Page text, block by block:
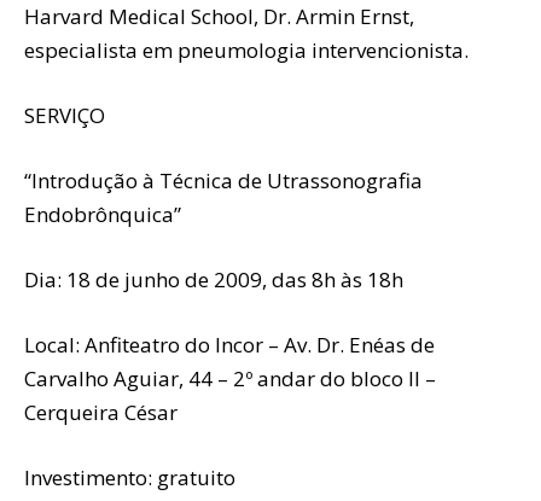
Harvard Medical School, Dr. Armin Ernst,
especialista em pneumologia intervencionista.
SERVIÇO
“Introdução à Técnica de Utrassonografia
Endobrônquica”
Dia: 18 de junho de 2009, das 8h às 18h
Local: Anfiteatro do Incor – Av. Dr. Enéas de
Carvalho Aguiar, 44 – 2º andar do bloco II –
Cerqueira César
Investimento: gratuito